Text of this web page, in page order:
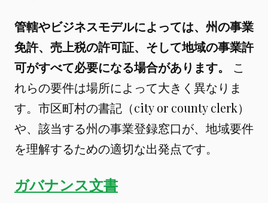
管轄やビジネスモデルによっては、州の事業
免許、売上税の許可証、そして地域の事業許
可がすべて必要になる場合があります。
こ
れらの要件は場所によって大きく異なりま
す。市区町村の書記（city or county clerk）
や、該当する州の事業登録窓口が、地域要件
を理解するための適切な出発点です。
ガバナンス文書